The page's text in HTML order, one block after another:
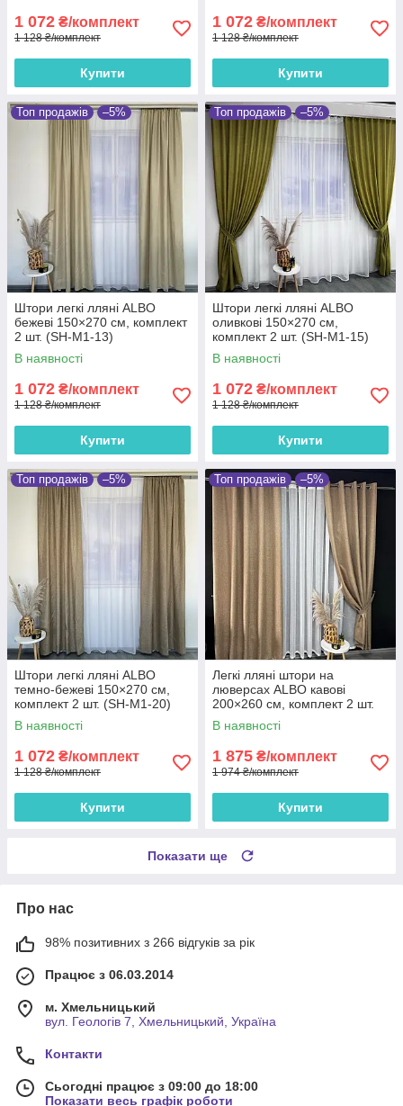
1 072 ₴/комплект
1 128 ₴/комплект
Купити
1 072 ₴/комплект
1 128 ₴/комплект
Купити
Топ продажів –5%
Штори легкі лляні ALBO
бежеві 150×270 см, комплект
2 шт. (SH-M1-13)
В наявності
1 072 ₴/комплект
1 128 ₴/комплект
Купити
Топ продажів –5%
Штори легкі лляні ALBO
оливкові 150×270 см,
комплект 2 шт. (SH-M1-15)
В наявності
1 072 ₴/комплект
1 128 ₴/комплект
Купити
Топ продажів –5%
Штори легкі лляні ALBO
темно-бежеві 150×270 см,
комплект 2 шт. (SH-M1-20)
В наявності
1 072 ₴/комплект
1 128 ₴/комплект
Купити
Топ продажів –5%
Легкі лляні штори на
люверсах ALBO кавові
200×260 см, комплект 2 шт.
(SH-LM1-20)
В наявності
1 875 ₴/комплект
1 974 ₴/комплект
Купити
Показати ще
Про нас
98% позитивних з 266 відгуків за рік
Працює з 06.03.2014
м. Хмельницький
вул. Геологів 7, Хмельницький, Україна
Контакти
Сьогодні працює з 09:00 до 18:00
Показати весь графік роботи